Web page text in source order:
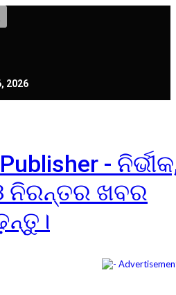
2026
Publisher -
ନିରନ୍ତର ଖବର